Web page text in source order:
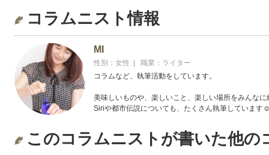
コラムニスト情報
MI
性別：女性 | 職業：ライター
コラムなど、執筆活動をしています。
美味しいものや、楽しいこと、楽しい場所をみんな
Siriや都市伝説についても、たくさん執筆しています
このコラムニストが書いた他の